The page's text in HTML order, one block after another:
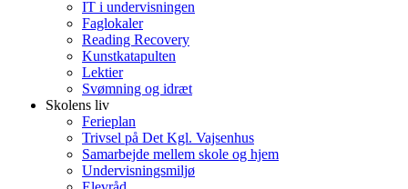
IT i undervisningen
Faglokaler
Reading Recovery
Kunstkatapulten
Lektier
Svømning og idræt
Skolens liv
Ferieplan
Trivsel på Det Kgl. Vajsenhus
Samarbejde mellem skole og hjem
Undervisningsmiljø